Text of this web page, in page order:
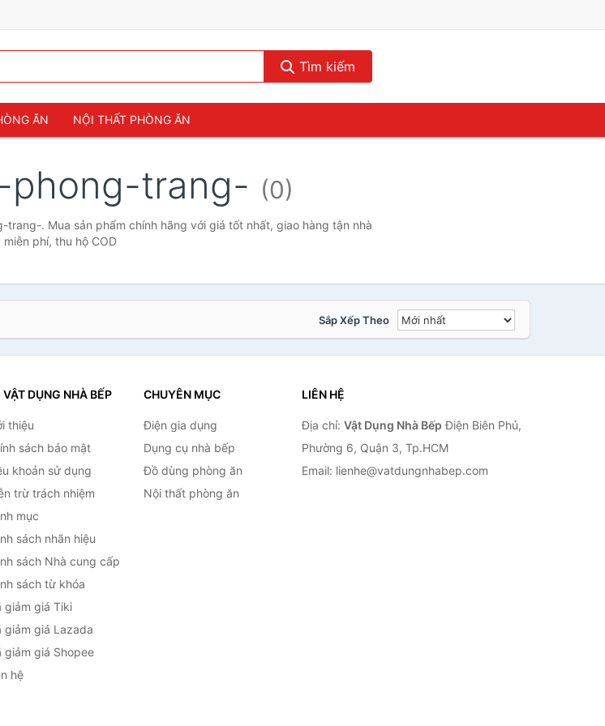
Tìm kiếm
ĂN NỘI THẤT PHÒNG ĂN
phong-trang- (0)
. Mua sản phẩm chính hãng với giá tốt nhất, giao hàng tận nhà
miễn phí, thu hộ COD
Sắp Xếp Theo
VẬT DỤNG NHÀ BẾP
thiệu
sách bảo mật
khoản sử dụng
trừ trách nhiệm
mục
sách nhãn hiệu
sách Nhà cung cấp
sách từ khóa
giảm giá Tiki
giảm giá Lazada
giảm giá Shopee
hệ
CHUYÊN MỤC
Điện gia dụng
Dụng cụ nhà bếp
Đồ dùng phòng ăn
Nội thất phòng ăn
LIÊN HỆ
Địa chỉ: Vật Dụng Nhà Bếp Điện Biên Phủ,
Phường 6, Quận 3, Tp.HCM
Email: lienhe@vatdungnhabep.com